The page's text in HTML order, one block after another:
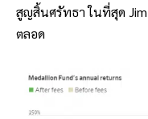
สูญสิ้นศรัทธา ในที่สุด
ตลอด